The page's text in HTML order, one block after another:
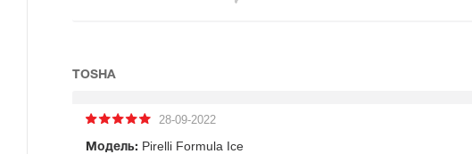
TOSHA
28-09-2022
Модель: Pirelli Formula Ice